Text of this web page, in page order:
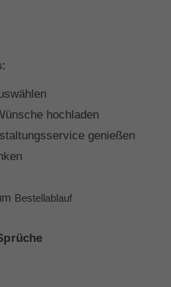
hochladen
genießen
Bestellablauf